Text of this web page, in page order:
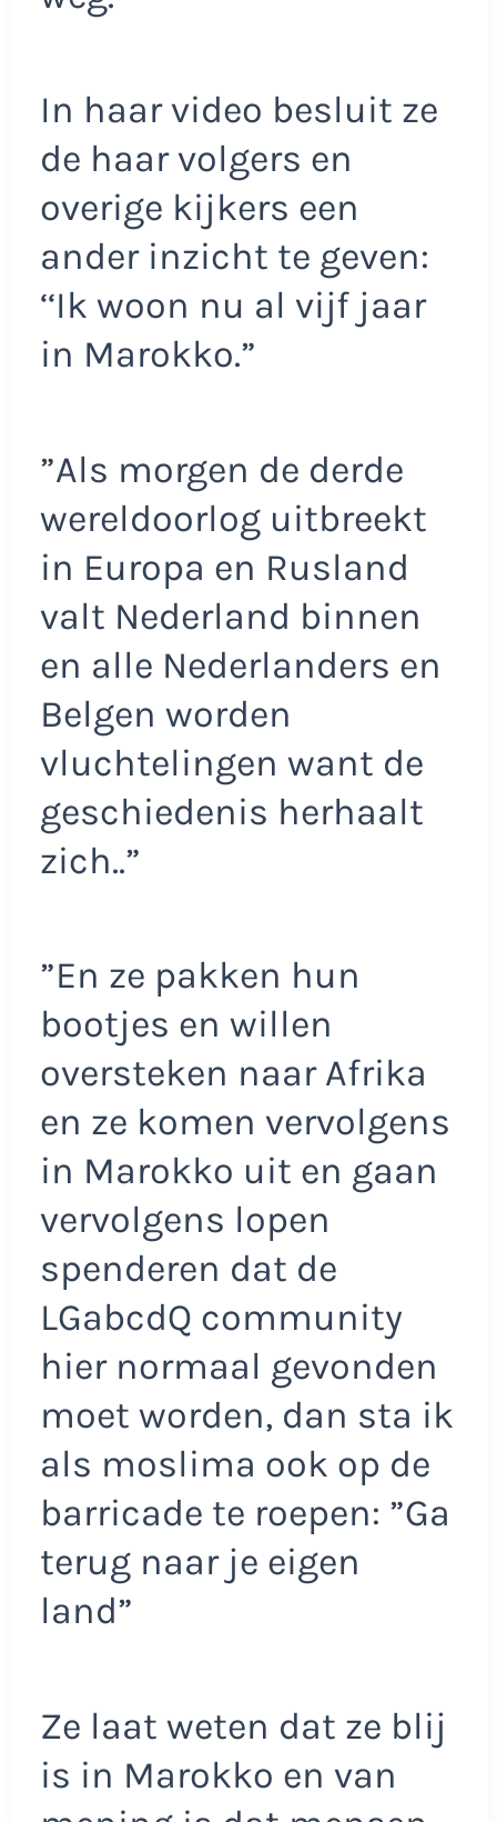
In haar video besluit ze
de haar volgers en
overige kijkers een
ander inzicht te geven:
‘‘Ik woon nu al vijf jaar
in Marokko.”
”Als morgen de derde
wereldoorlog uitbreekt
in Europa en Rusland
valt Nederland binnen
en alle Nederlanders en
Belgen worden
vluchtelingen want de
geschiedenis herhaalt
zich..”
”En ze pakken hun
bootjes en willen
oversteken naar Afrika
en ze komen vervolgens
in Marokko uit en gaan
vervolgens lopen
spenderen dat de
LGabcdQ community
hier normaal gevonden
moet worden, dan sta ik
als moslima ook op de
barricade te roepen: ”Ga
terug naar je eigen
land”
Ze laat weten dat ze blij
is in Marokko en van